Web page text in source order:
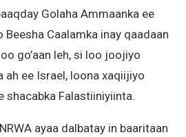
Golaha Ammaanka ee
Caalamka inay qaadaan
go’aan leh, si loo joojiyo
ee Israel, loona xaqiijiyo
shacabka Falastiiniyiinta.
ayaa dalbatay in baaritaan